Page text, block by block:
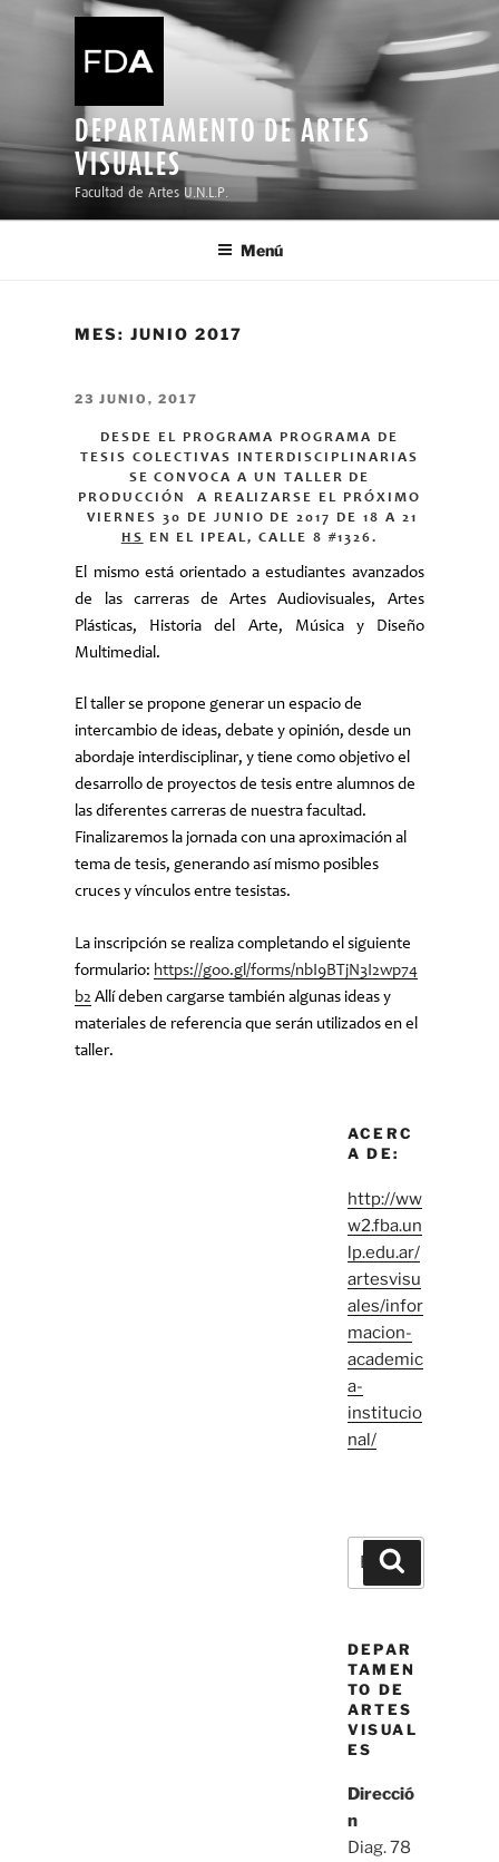
DEPARTAMENTO DE ARTES
VISUALES
Facultad de Artes U.N.L.P.
Menú
MES:JUNIO 2017
PUBLICADO
23 JUNIO, 2017
DESDE EL PROGRAMA PROGRAMA DE
TESIS COLECTIVAS INTERDISCIPLINARIAS
SE CONVOCA A UN TALLER DE
PRODUCCIÓN A REALIZARSE EL PRÓXIMO
VIERNES 30 DE JUNIO DE 2017 DE 18 A 21
HS
EN EL IPEAL, CALLE 8 #1326.
El mismo está orientado a estudiantes avanzados
de las carreras de Artes Audiovisuales, Artes
Plásticas, Historia del Arte, Música y Diseño
Multimedial.
El taller se propone generar un espacio de
intercambio de ideas, debate y opinión, desde un
abordaje interdisciplinar, y tiene como objetivo el
desarrollo de proyectos de tesis entre alumnos de
las diferentes carreras de nuestra facultad.
Finalizaremos la jornada con una aproximación al
tema de tesis, generando así mismo posibles
cruces y vínculos entre tesistas.
La inscripción se realiza completando el siguiente
formulario: https://goo.gl/forms/nbI9BTjN3I2wp74
b2 Allí deben cargarse también algunas ideas y
materiales de referencia que serán utilizados en el
taller.
ACERC
A DE:
http://ww
w2.fba.un
lp.edu.ar/
artesvisu
ales/infor
macion-
academic
a-
institucio
nal/
Buscar
DEPAR
TAMEN
TO DE
ARTES
VISUAL
ES
Direcció
n
Diag. 78